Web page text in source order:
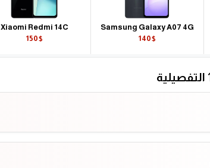
Samsung Galaxy A07 4G
140$
Xiaomi Redmi 14C
150$